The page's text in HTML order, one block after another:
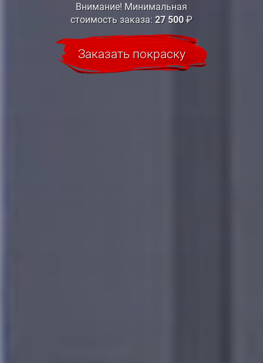
Внимание! Минимальная
стоимость заказа: 27 500₽
Заказать покраску